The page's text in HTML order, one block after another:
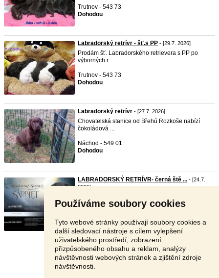
Používáme soubory cookies
Tyto webové stránky používají soubory cookies a
další sledovací nástroje s cílem vylepšení
uživatelského prostředí, zobrazení
přizpůsobeného obsahu a reklam, analýzy
návštěvnosti webových stránek a zjištění zdroje
návštěvnosti.
Trutnov - 543 73
Dohodou
Labradorský retrívr - šť.s PP - [29.7. 2026]
Prodám šť. Labradorského retrievera s PP po
výborných r ...
Trutnov - 543 73
Dohodou
Labradorský retrívr - [27.7. 2026]
Chovatelská stanice od Břehů Rozkoše nabízí
čokoládová ...
Náchod - 549 01
Dohodou
LABRADORSKÝ RETRÍVR- černá ště ... - [24.7.
2026]
září 2 ...
Vsetín - 756 01
Dohodou
Stránka: 1 2 Další